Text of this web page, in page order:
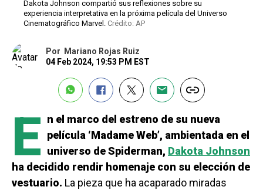
Dakota Johnson compartió sus reflexiones sobre su
experiencia interpretativa en la próxima película del Universo
Cinematográfico Marvel. Crédito: AP
Por
Mariano Rojas Ruiz
04 Feb 2024, 19:53 PM EST
E n el marco del estreno de su nueva
película ‘Madame Web’, ambientada en el
universo de Spiderman, Dakota Johnson
ha decidido rendir homenaje con su elección de
vestuario. La pieza que ha acaparado miradas